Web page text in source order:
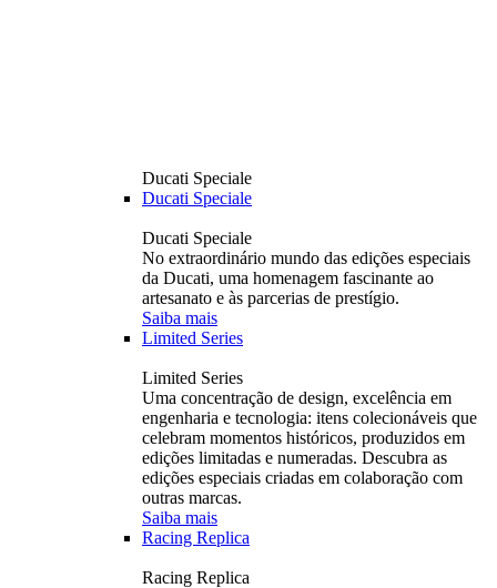
Ducati Speciale
Ducati Speciale
Ducati Speciale
No extraordinário mundo das edições especiais
da Ducati, uma homenagem fascinante ao
artesanato e às parcerias de prestígio.
Saiba mais
Limited Series
Limited Series
Uma concentração de design, excelência em
engenharia e tecnologia: itens colecionáveis ​​que
celebram momentos históricos, produzidos em
edições limitadas e numeradas. Descubra as
edições especiais criadas em colaboração com
outras marcas.
Saiba mais
Racing Replica
Racing Replica